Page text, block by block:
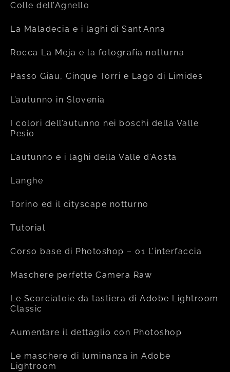
Colle dell’Agnello
La Maladecia e i laghi di Sant’Anna
Rocca La Meja e la fotografia notturna
Passo Giau, Cinque Torri e Lago di Limides
L’autunno in Slovenia
I colori dell’autunno nei boschi della Valle
Pesio
L’autunno e i laghi della Valle d’Aosta
Langhe
Torino ed il cityscape notturno
Tutorial
Corso base di Photoshop – 01 L’interfaccia
Maschere perfette Camera Raw
Le Scorciatoie da tastiera di Adobe Lightroom
Classic
Aumentare il dettaglio con Photoshop
Le maschere di luminanza in Adobe
Lightroom